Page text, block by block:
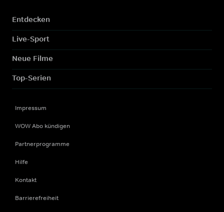
Entdecken
Live-Sport
Neue Filme
Top-Serien
Impressum
WOW Abo kündigen
Partnerprogramme
Hilfe
Kontakt
Barrierefreiheit